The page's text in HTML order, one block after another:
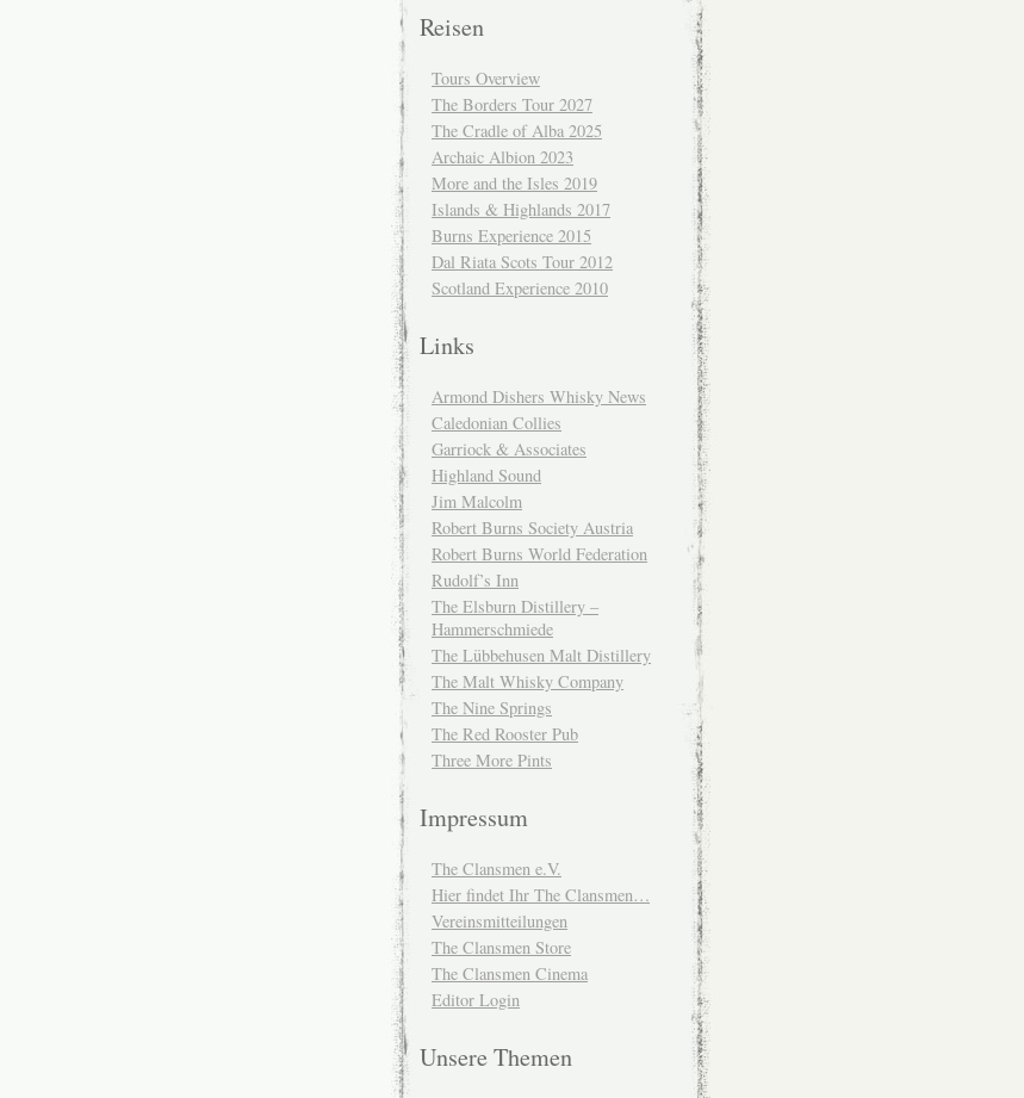
Reisen
Tours Overview
The Borders Tour 2027
The Cradle of Alba 2025
Archaic Albion 2023
More and the Isles 2019
Islands & Highlands 2017
Burns Experience 2015
Dal Riata Scots Tour 2012
Scotland Experience 2010
Links
Armond Dishers Whisky News
Caledonian Collies
Garriock & Associates
Highland Sound
Jim Malcolm
Robert Burns Society Austria
Robert Burns World Federation
Rudolf’s Inn
The Elsburn Distillery –
Hammerschmiede
The Lübbehusen Malt Distillery
The Malt Whisky Company
The Nine Springs
The Red Rooster Pub
Three More Pints
Impressum
The Clansmen e.V.
Hier findet Ihr The Clansmen…
Vereinsmitteilungen
The Clansmen Store
The Clansmen Cinema
Editor Login
Unsere Themen